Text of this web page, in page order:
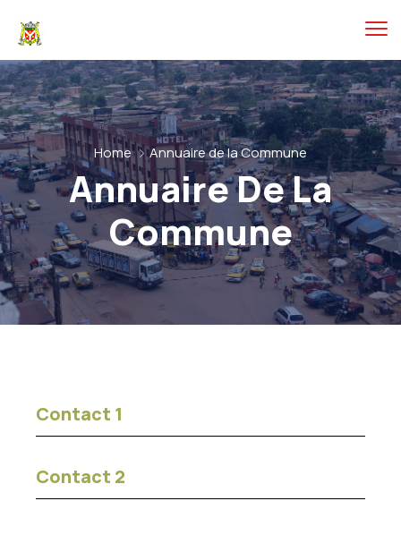
Home Annuaire de la Commune
Annuaire De La
Commune
Contact 1
Contact 2